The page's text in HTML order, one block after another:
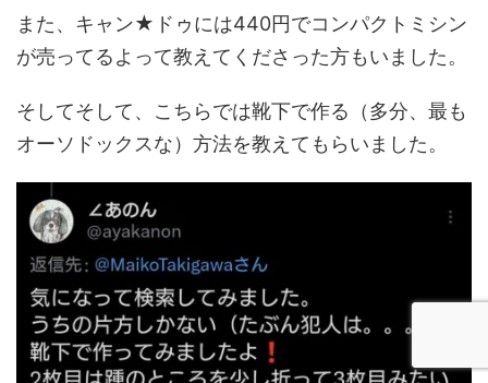
また、キャン★ドゥには440円でコンパクトミシン
が売ってるよって教えてくださった方もいました。
そしてそして、こちらでは靴下で作る（多分、最も
オーソドックスな）方法を教えてもらいました。